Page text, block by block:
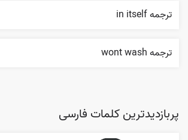
ترجمه in itself
ترجمه wont wash
پربازدیدترین کلمات فارسی